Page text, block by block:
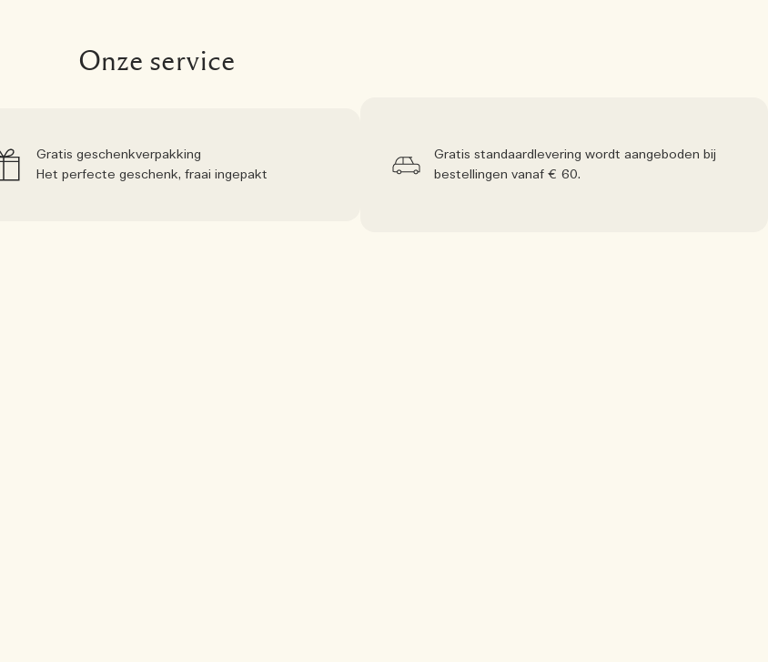
Onze service
Gratis geschenkverpakking
Het perfecte geschenk, fraai ingepakt
Gratis standaardlevering wordt aangeboden bij
bestellingen vanaf € 60.